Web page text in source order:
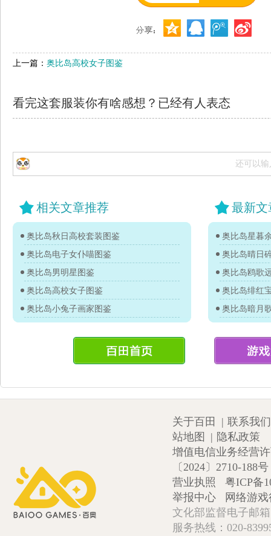
上一篇： 奥比岛高校女子图鉴
看完这套服装你有啥感想？已经有人表态
还可以输
相关文章推荐
奥比岛秋日高校套装图鉴
奥比岛电子女仆喵图鉴
奥比岛男明星图鉴
奥比岛高校女子图鉴
奥比岛小兔子画家图鉴
最新文
奥比岛星暮
奥比岛晴日
奥比岛鸥歌
奥比岛绯红
奥比岛暗月
关于百田 | 联系我们
站地图
| 隐私政策
增值电信业务经营
〔2024〕2710-188号
营业执照
粤ICP备
举报中心
网络游
文化部监督电子邮
服务热线：020-